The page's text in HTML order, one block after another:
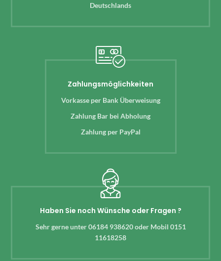
Deutschlands
Zahlungsmöglichkeiten
Vorkasse per Bank Überweisung
Zahlung Bar bei Abholung
Zahlung per PayPal
Haben Sie noch Wünsche oder Fragen ?
Sehr gerne unter 06184 938620 oder Mobil 0151
11618258